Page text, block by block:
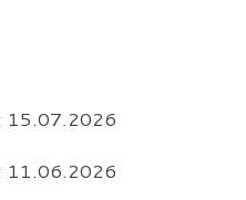
15.07.2026
11.06.2026